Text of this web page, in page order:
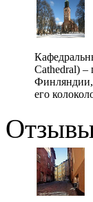
Cathedral)
Финляндии,
его